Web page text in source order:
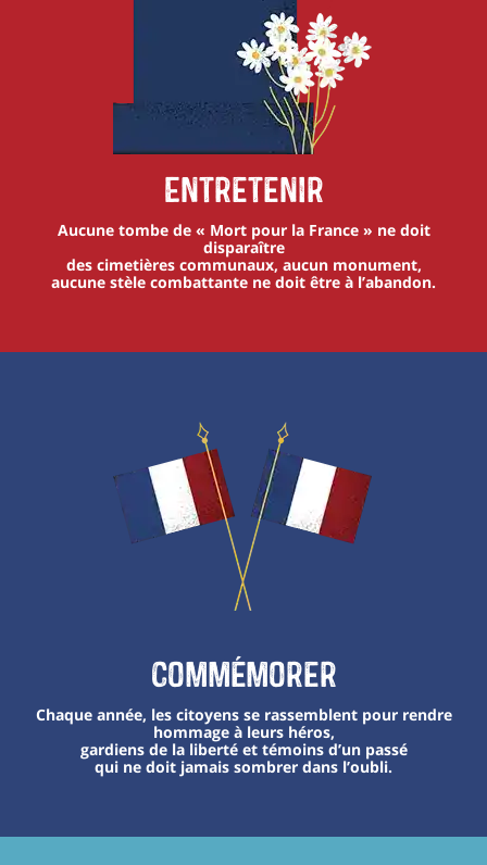
Entretenir
Aucune tombe de « Mort pour la France » ne doit
disparaître
des cimetières communaux, aucun monument,
aucune stèle combattante ne doit être à l’abandon.
Commémorer
Chaque année, les citoyens se rassemblent pour rendre
hommage à leurs héros,
gardiens de la liberté et témoins d’un passé
qui ne doit jamais sombrer dans l’oubli.